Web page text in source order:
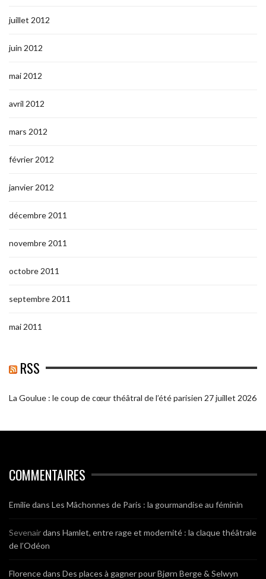
juillet 2012
juin 2012
mai 2012
avril 2012
mars 2012
février 2012
janvier 2012
décembre 2011
novembre 2011
octobre 2011
septembre 2011
mai 2011
RSS
La Goulue : le coup de cœur théâtral de l’été parisien 27 juillet 2026
COMMENTAIRES
Emiliedans Les Mâchonnes de Paris : la gourmandise au féminin
Sevenairdans Hamlet, entre rage et modernité : la claque théâtrale
de l’Odéon
Florencedans Des places à gagner pour Bjørn Berge & Selwyn